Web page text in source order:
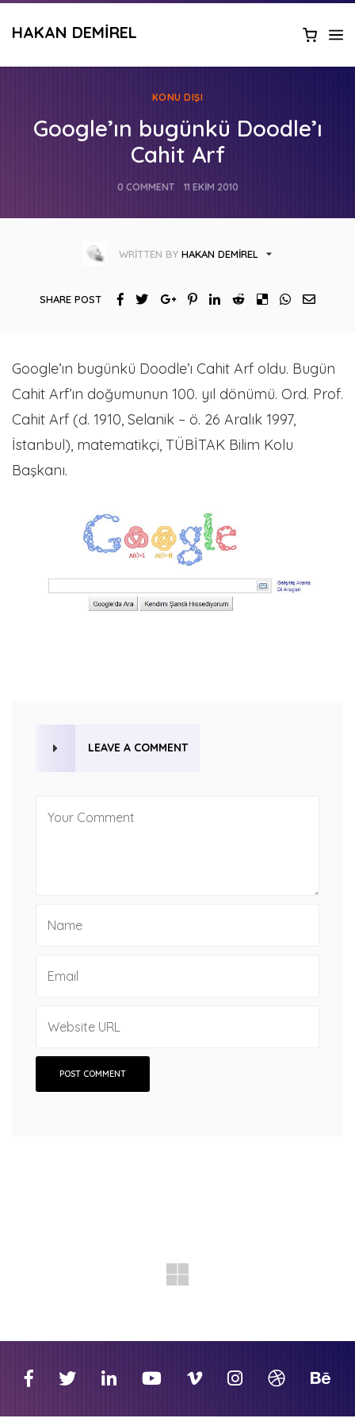
HAKAN DEMIREL
KONU DIŞI
Google’ın bugünkü Doodle’ı
Cahit Arf
0 COMMENT 11 EKIM 2010
WRITTEN BY HAKAN DEMIREL
SHARE POST
Google’ın bugünkü Doodle’ı Cahit Arf oldu. Bugün
Cahit Arf’ın doğumunun 100. yıl dönümü. Ord. Prof.
Cahit Arf (d. 1910, Selanik – ö. 26 Aralık 1997,
İstanbul), matematikçi, TÜBİTAK Bilim Kolu
Başkanı.
LEAVE A COMMENT